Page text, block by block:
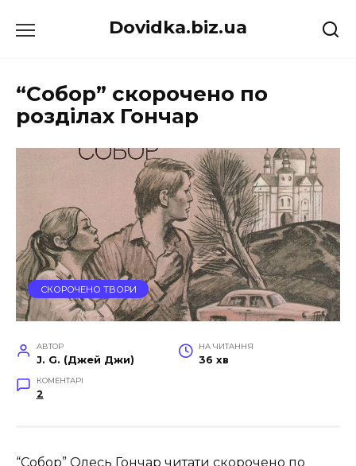
до
Dovidka.biz.ua
“Собор” скорочено по
розділах Гончар
СКОРОЧЕНО ТВОРИ
АВТОР
J. G. (Джей Джи)
НА ЧИТАННЯ
36 хв
КОМЕНТАРІ
2
“Собор” Олесь Гончар читати скорочено по